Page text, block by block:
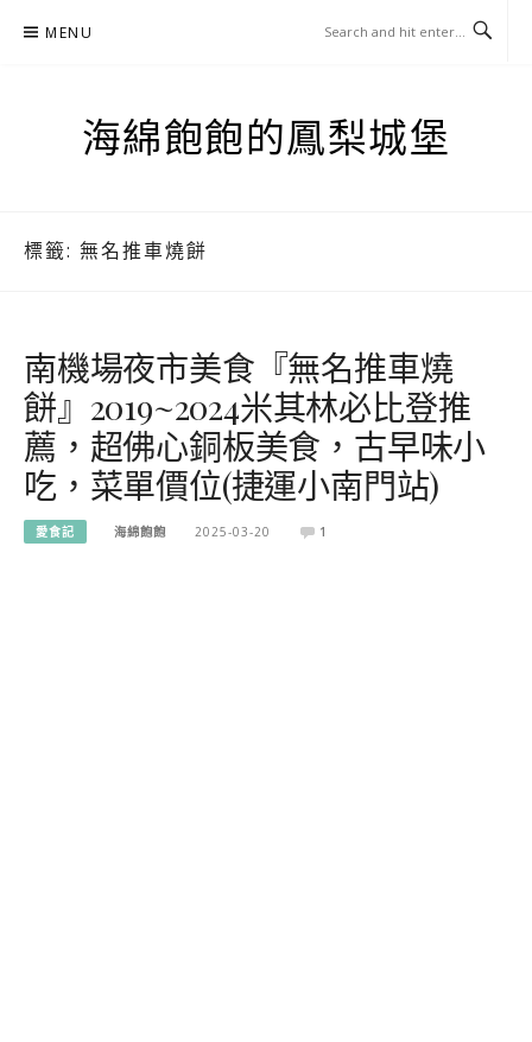
MENU
海綿飽飽的鳳梨城堡
標籤: 無名推車燒餅
南機場夜市美食『無名推車燒
餅』2019~2024米其林必比登推
薦，超佛心銅板美食，古早味小
吃，菜單價位(捷運小南門站)
愛食記 海綿飽飽 2025-03-20 1